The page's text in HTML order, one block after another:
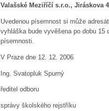
Valašské Meziříčí s.r.o., Jiráskova
Uvedenou písemnost si může
vyhláška bude vyvěšena po dobu 15
písemnosti.
V Praze dne 12. 12. 2006
Ing. Svatopluk Spurný
ředitel odboru
správy školského rejstříku